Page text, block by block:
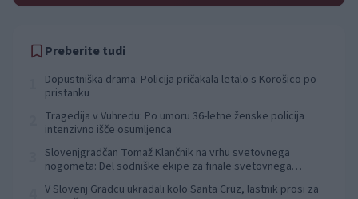
Preberite tudi
Dopustniška drama: Policija pričakala letalo s Korošico po
pristanku
Tragedija v Vuhredu: Po umoru 36-letne ženske policija
intenzivno išče osumljenca
Slovenjgradčan Tomaž Klančnik na vrhu svetovnega
nogometa: Del sodniške ekipe za finale svetovnega
V Slovenj Gradcu ukradali kolo Santa Cruz, lastnik prosi za